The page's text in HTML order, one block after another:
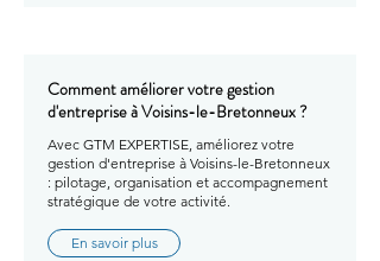
Comment améliorer votre gestion
d'entreprise à Voisins-le-Bretonneux ?
Avec GTM EXPERTISE, améliorez votre
gestion d'entreprise à Voisins-le-Bretonneux
: pilotage, organisation et accompagnement
stratégique de votre activité.
En savoir plus